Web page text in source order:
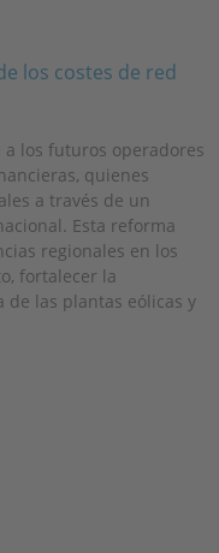
los costes de red
los futuros operadores
quienes
a través de un
Esta reforma
regionales en los
fortalecer la
de las plantas eólicas y